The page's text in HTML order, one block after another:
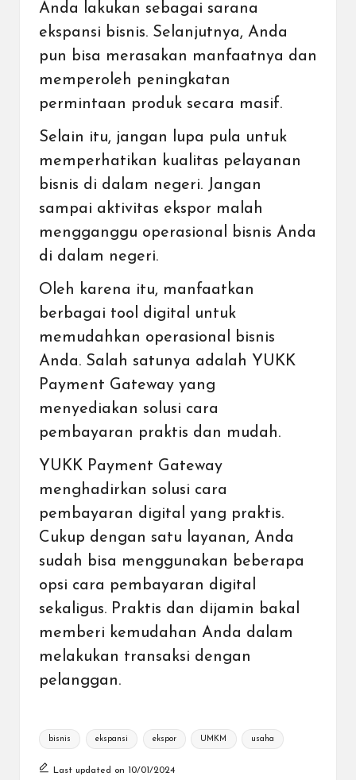
Anda lakukan sebagai sarana
ekspansi bisnis. Selanjutnya, Anda
pun bisa merasakan manfaatnya dan
memperoleh peningkatan
permintaan produk secara masif.
Selain itu, jangan lupa pula untuk
memperhatikan kualitas pelayanan
bisnis di dalam negeri. Jangan
sampai aktivitas ekspor malah
mengganggu operasional bisnis Anda
di dalam negeri.
Oleh karena itu, manfaatkan
berbagai tool digital untuk
memudahkan operasional bisnis
Anda. Salah satunya adalah YUKK
Payment Gateway yang
menyediakan solusi cara
pembayaran praktis dan mudah.
YUKK Payment Gateway
menghadirkan solusi cara
pembayaran digital yang praktis.
Cukup dengan satu layanan, Anda
sudah bisa menggunakan beberapa
opsi cara pembayaran digital
sekaligus. Praktis dan dijamin bakal
memberi kemudahan Anda dalam
melakukan transaksi dengan
pelanggan.
Tags:
bisnis ekspansi ekspor UMKM usaha
Last updated on 10/01/2024